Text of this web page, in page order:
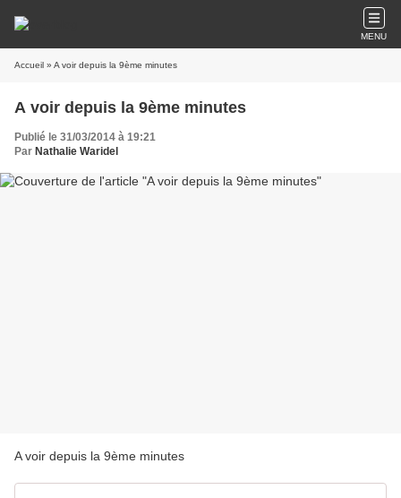
MENU
Accueil » A voir depuis la 9ème minutes
A voir depuis la 9ème minutes
Publié le 31/03/2014 à 19:21
Par Nathalie Waridel
A voir depuis la 9ème minutes